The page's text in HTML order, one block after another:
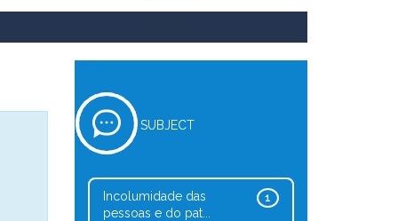
SUBJECT
1
Incolumidade das
pessoas e do pat...